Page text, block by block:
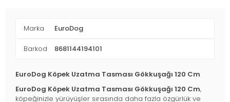
Marka EuroDog
Barkod 8681144194101
EuroDog Köpek Uzatma Tasması Gökkuşağı 120 Cm
EuroDog Köpek Uzatma Tasması Gökkuşağı 120 Cm,
köpeğinizle yürüyüşler sırasında daha fazla özgürlük ve